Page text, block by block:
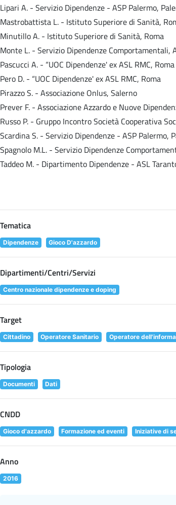
Lipari A. - Servizio Dipendenze - ASP Palermo,
Mastrobattista L. - Istituto Superiore di Sanità,
Minutillo A. - Istituto Superiore di Sanità, Roma
Monte L. - Servizio Dipendenze Comportamentali,
Pascucci A. - “UOC Dipendenze' ex ASL RMC, Roma
Pero D. - “UOC Dipendenze' ex ASL RMC, Roma
Pirazzo S. - Associazione Onlus, Salerno
Prever F. - Associazione Azzardo e Nuove
Russo P. - Gruppo Incontro Società Cooperativa
Scardina S. - Servizio Dipendenze - ASP Palermo,
Spagnolo M.L. - Servizio Dipendenze
Taddeo M. - Dipartimento Dipendenze - ASL
Tematica
Dipendenze Gioco D'azzardo
Dipartimenti/Centri/Servizi
Centro nazionale dipendenze e doping
Target
Cittadino Operatore Sanitario Operatore
Tipologia
Documenti Dati
CNDD
Gioco d'azzardo Formazione ed eventi Iniziative di
Anno
2016